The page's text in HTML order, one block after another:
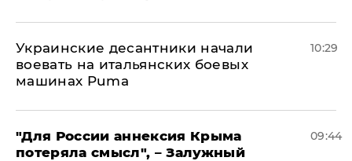
Украинские десантники начали
воевать на итальянских боевых
машинах Puma
10:29
"Для России аннексия Крыма
потеряла смысл", – Залужный
09:44